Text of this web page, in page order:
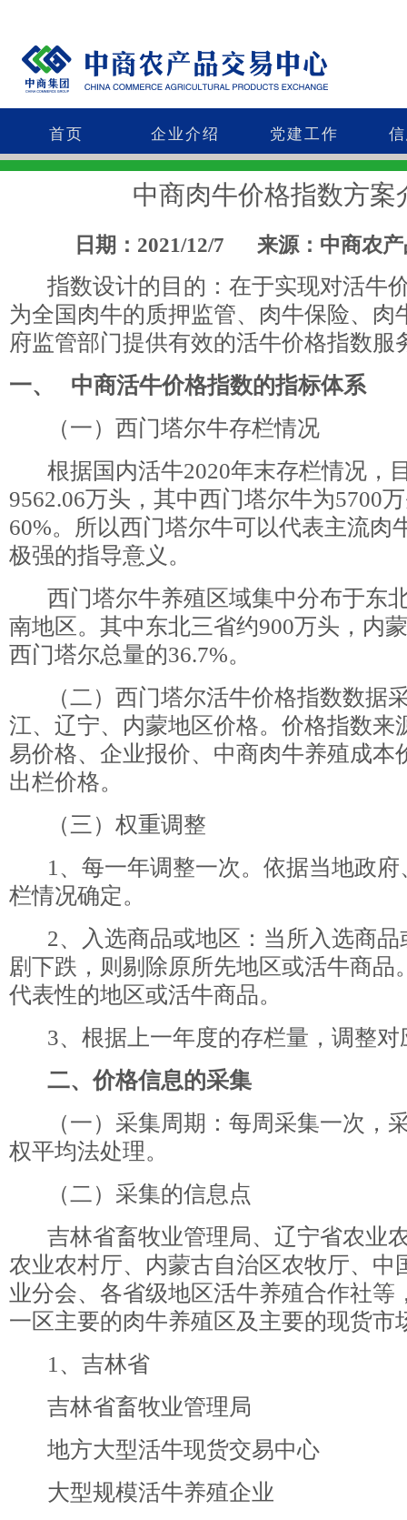
首页 企业介绍 党建工作
中商肉牛价格指数方案
日期：2021/12/7 来源：中商农
指数设计的目的：在于实现对活牛
为全国肉牛的质押监管、肉牛保险、肉
府监管部门提供有效的活牛价格指数服
一、 中商活牛价格指数的指标体系
（一）西门塔尔牛存栏情况
根据国内活牛2020年末存栏情况，
9562.06万头，其中西门塔尔牛为5700
60%。所以西门塔尔牛可以代表主流肉
极强的指导意义。
西门塔尔牛养殖区域集中分布于东
南地区。其中东北三省约900万头，内
西门塔尔总量的36.7%。
（二）西门塔尔活牛价格指数数据
江、辽宁、内蒙地区价格。价格指数来
易价格、企业报价、中商肉牛养殖成本
出栏价格。
（三）权重调整
1、每一年调整一次。依据当地政府
栏情况确定。
2、入选商品或地区：当所入选商品
剧下跌，则剔除原所先地区或活牛商品
代表性的地区或活牛商品。
3、根据上一年度的存栏量，调整对
二、价格信息的采集
（一）采集周期：每周采集一次，
权平均法处理。
（二）采集的信息点
吉林省畜牧业管理局、辽宁省农业
农业农村厅、内蒙古自治区农牧厅、中
业分会、各省级地区活牛养殖合作社等
一区主要的肉牛养殖区及主要的现货市
1、吉林省
吉林省畜牧业管理局
地方大型活牛现货交易中心
大型规模活牛养殖企业